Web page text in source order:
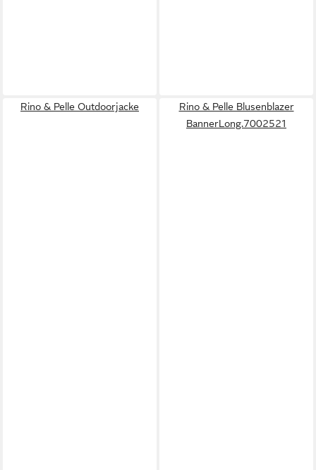
Rino & Pelle Outdoorjacke
Rino & Pelle Blusenblazer
BannerLong.7002521